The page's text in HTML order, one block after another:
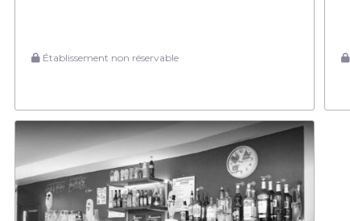
Établissement non réservable